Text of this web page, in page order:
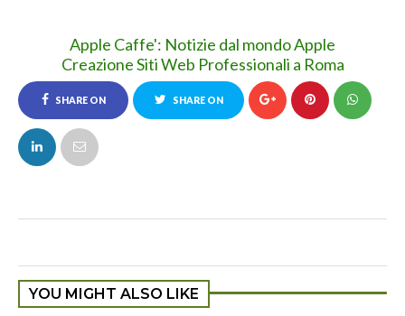
Apple Caffe': Notizie dal mondo Apple
Creazione Siti Web Professionali a Roma
SHARE ON
FACEBOOK
SHARE ON
YOU MIGHT ALSO LIKE